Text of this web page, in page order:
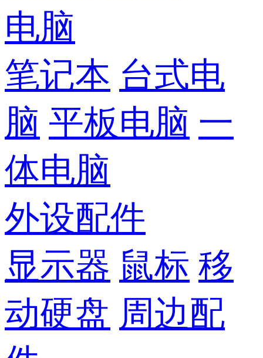
电脑
笔记本 台式电
脑 平板电脑 一
体电脑
外设配件
显示器 鼠标 移
动硬盘 周边配